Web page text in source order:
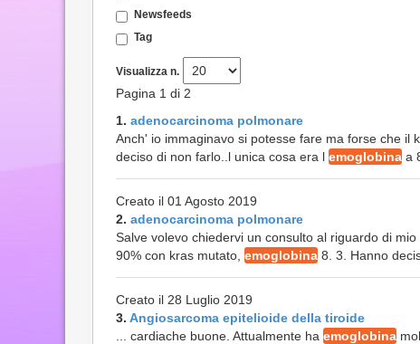
Newsfeeds
Tag
Visualizza n.
Pagina 1 di 2
1. adenocarcinoma polmonare
Anch' io immaginavo si potesse fare ma forse che il
deciso di non farlo..l unica cosa era l emoglobina a
Creato il 01 Agosto 2019
2. adenocarcinoma polmonare
Salve volevo chiedervi un consulto al riguardo di
90% con kras mutato, emoglobina 8. 3. Hanno
Creato il 28 Luglio 2019
3. Angiosarcoma epitelioide della tiroide
... cardiache buone. Attualmente ha emoglobina